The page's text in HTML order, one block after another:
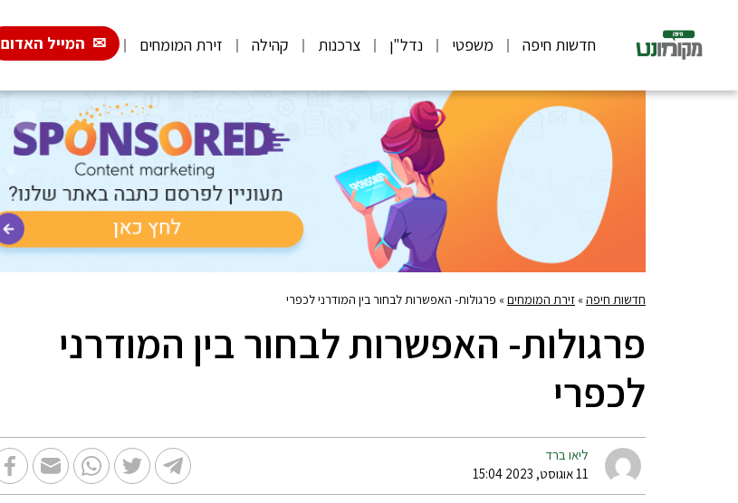
חדשות חיפה משפטי נדל"ן צרכנות קהילה זירת המומחים המייל האדום
חדשות חיפה» זירת המומחים» פרגולות- האפשרות לבחור בין המודרני לכפרי
פרגולות- האפשרות לבחור בין המודרני
לכפרי
ליאו ברד
11 אוגוסט, 2023 15:04